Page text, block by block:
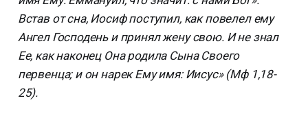
Встав от сна, Иосиф поступил, как повелел ему
Ангел Господень и принял жену свою. И не знал
Ее, как наконец Она родила Сына Своего
первенца; и он нарек Ему имя: Иисус» (Мф 1,18-
25).